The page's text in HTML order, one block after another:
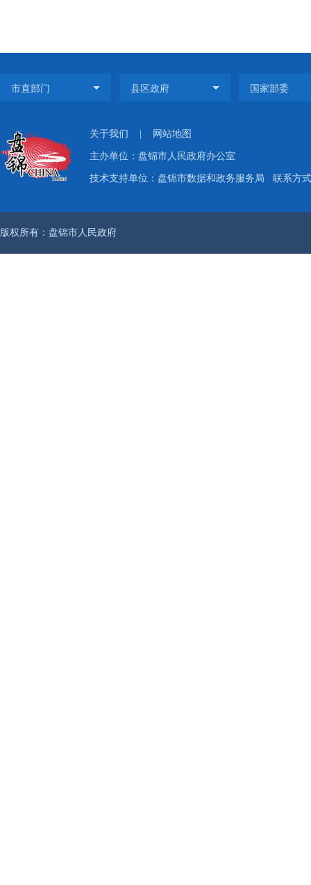
关于我们 网站地图
主办单位：盘锦市人民政府办公室
技术支持单位：盘锦市数据和政务服务局 联系方
版权所有：盘锦市人民政府